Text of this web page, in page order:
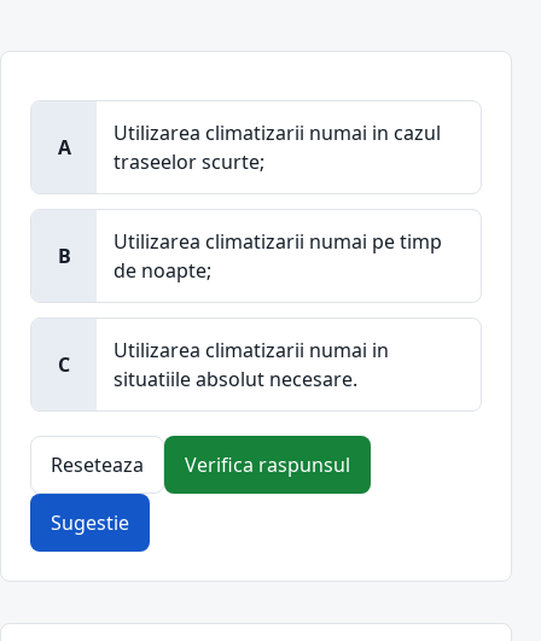
A
Utilizarea climatizarii numai in cazul
traseelor scurte;
B
Utilizarea climatizarii numai pe timp
de noapte;
C
Utilizarea climatizarii numai in
situatiile absolut necesare.
Reseteaza Verifica raspunsul
Sugestie